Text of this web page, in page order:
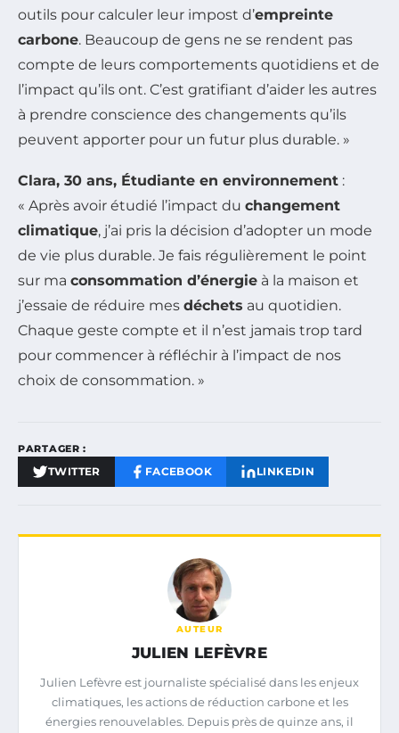
outils pour calculer leur impost d’empreinte
carbone. Beaucoup de gens ne se rendent pas
compte de leurs comportements quotidiens et de
l’impact qu’ils ont. C’est gratifiant d’aider les autres
à prendre conscience des changements qu’ils
peuvent apporter pour un futur plus durable. »
Clara, 30 ans, Étudiante en environnement :
« Après avoir étudié l’impact du changement
climatique, j’ai pris la décision d’adopter un mode
de vie plus durable. Je fais régulièrement le point
sur ma consommation d’énergie à la maison et
j’essaie de réduire mes déchets au quotidien.
Chaque geste compte et il n’est jamais trop tard
pour commencer à réfléchir à l’impact de nos
choix de consommation. »
PARTAGER :
TWITTER FACEBOOK LINKEDIN
AUTEUR
JULIEN LEFÈVRE
Julien Lefèvre est journaliste spécialisé dans les enjeux
climatiques, les actions de réduction carbone et les
énergies renouvelables. Depuis près de quinze ans, il